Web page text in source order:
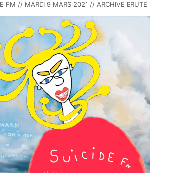
FM // MARDI 9 MARS 2021 // ARCHIVE BRUTE